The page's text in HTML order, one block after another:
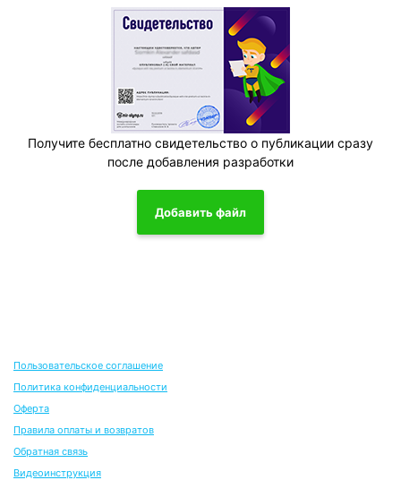
Получите бесплатно свидетельство о публикации сразу
после добавления разработки
Добавить файл
Пользовательское соглашение
Политика конфиденциальности
Оферта
Правила оплаты и возвратов
Обратная связь
Видеоинструкция